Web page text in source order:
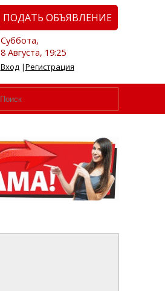
ПОДАТЬ ОБЪЯВЛЕНИЕ
Суббота,
8 Августа, 19:25
Вход|Регистрация